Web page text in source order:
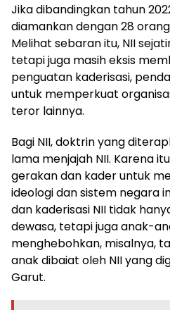
Jika dibandingkan tahun
diamankan dengan 28
Melihat sebaran itu, NII
tetapi juga masih eksis
penguatan kaderisasi,
untuk memperkuat
teror lainnya.
Bagi NII, doktrin yang
lama menjajah NII. Karena
gerakan dan kader untuk
ideologi dan sistem negara
dan kaderisasi NII tidak
dewasa, tetapi juga anak-
menghebohkan, misalnya,
anak dibaiat oleh NII yang
Garut.